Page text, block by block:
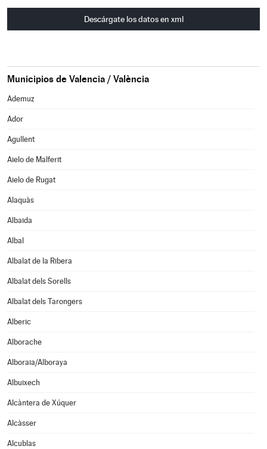
Descárgate los datos en xml
Municipios de Valencia / València
Ademuz
Ador
Agullent
Aielo de Malferit
Aielo de Rugat
Alaquàs
Albaida
Albal
Albalat de la Ribera
Albalat dels Sorells
Albalat dels Tarongers
Alberic
Alborache
Alboraia/Alboraya
Albuixech
Alcàntera de Xúquer
Alcàsser
Alcublas